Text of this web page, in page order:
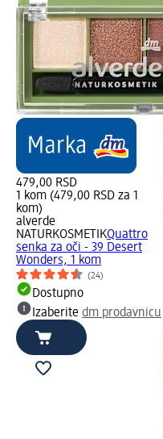
479,00 RSD
1 kom (479,00 RSD za 1
kom)
alverde
NATURKOSMETIKQuattro
senka za oči - 39 Desert
Wonders, 1 kom
(24)
Dostupno
Izaberite dm prodavnicu